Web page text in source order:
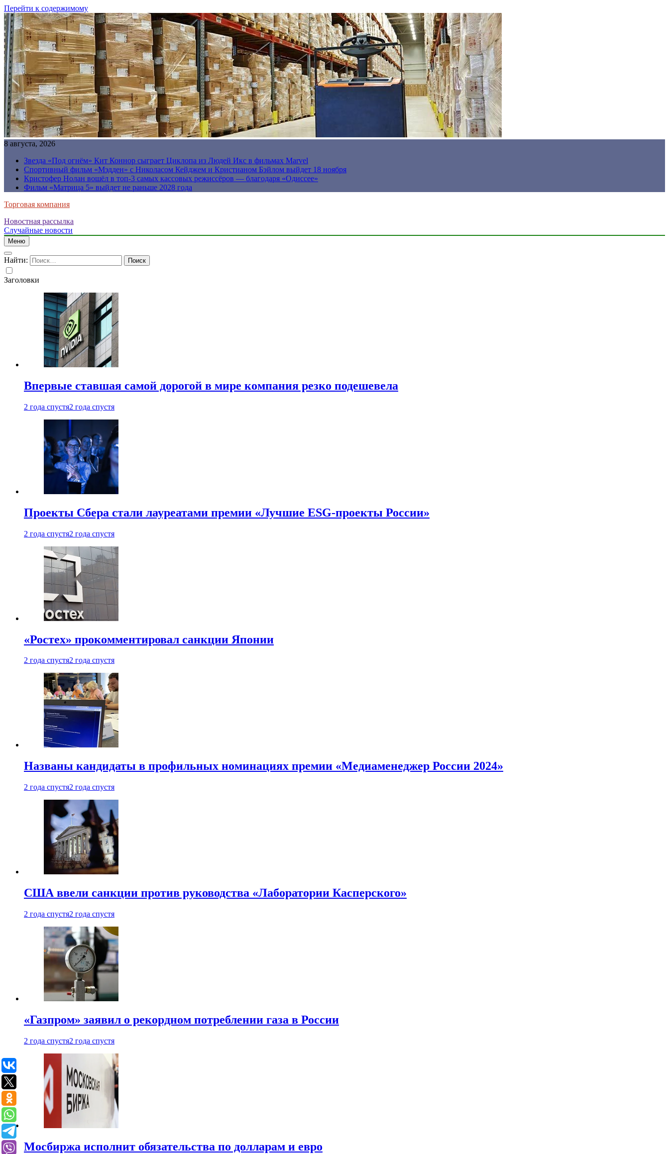
Перейти к содержимому
8 августа, 2026
Звезда «Под огнём» Кит Коннор сыграет Циклопа из Людей Икс в фильмах Marvel
Спортивный фильм «Мэдден» с Николасом Кейджем и Кристианом Бэйлом выйдет 18 ноября
Кристофер Нолан вошёл в топ-3 самых кассовых режиссёров — благодаря «Одиссее»
Фильм «Матрица 5» выйдет не раньше 2028 года
Торговая компания
Новостная рассылка
Случайные новости
Меню
Найти:
Заголовки
Впервые ставшая самой дорогой в мире компания резко подешевела
2 года спустя2 года спустя
Проекты Сбера стали лауреатами премии «Лучшие ESG-проекты России»
2 года спустя2 года спустя
«Ростех» прокомментировал санкции Японии
2 года спустя2 года спустя
Названы кандидаты в профильных номинациях премии «Медиаменеджер России 2024»
2 года спустя2 года спустя
США ввели санкции против руководства «Лаборатории Касперского»
2 года спустя2 года спустя
«Газпром» заявил о рекордном потреблении газа в России
2 года спустя2 года спустя
Мосбиржа исполнит обязательства по долларам и евро